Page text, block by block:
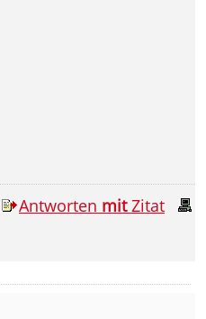
Antworten mitZitat